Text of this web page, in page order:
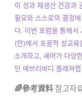
이 성과 재생산 건강과
필요와 스스로의 결정
다. 이번 포럼을 통해서
(안)에서 포괄적 성교
소개하고, 셰어가 다양
인 에브리바디 플레져
🌈參考資料 참고자